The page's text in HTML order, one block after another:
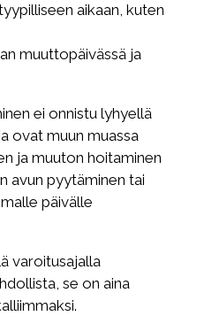
aikaan, kuten
muuttopäivässä ja
ei onnistu lyhyellä
ovat muun muassa
ja muuton hoitaminen
avun pyytäminen tai
päivälle
varoitusajalla
se on aina